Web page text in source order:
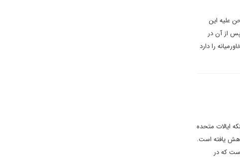
علیه این
از آن در
را دارد
ایالات متحده
یافته است.
که در